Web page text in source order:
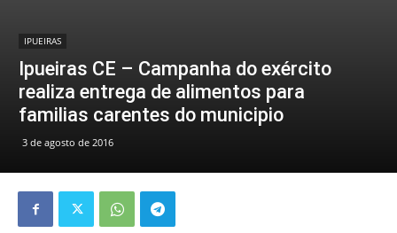
IPUEIRAS
Ipueiras CE – Campanha do exército
realiza entrega de alimentos para
familias carentes do municipio
3 de agosto de 2016